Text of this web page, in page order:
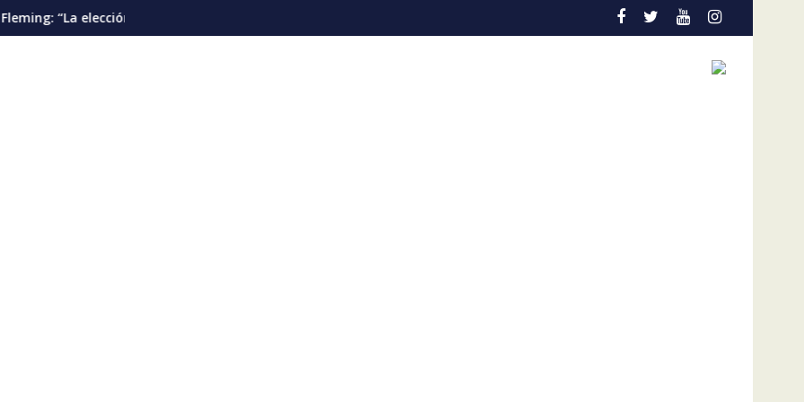
debería pautarse para diciembre de 2028”
Cáncer de pulmón en Venezuela: la detección temprana es la gran aliada para salvar vidas